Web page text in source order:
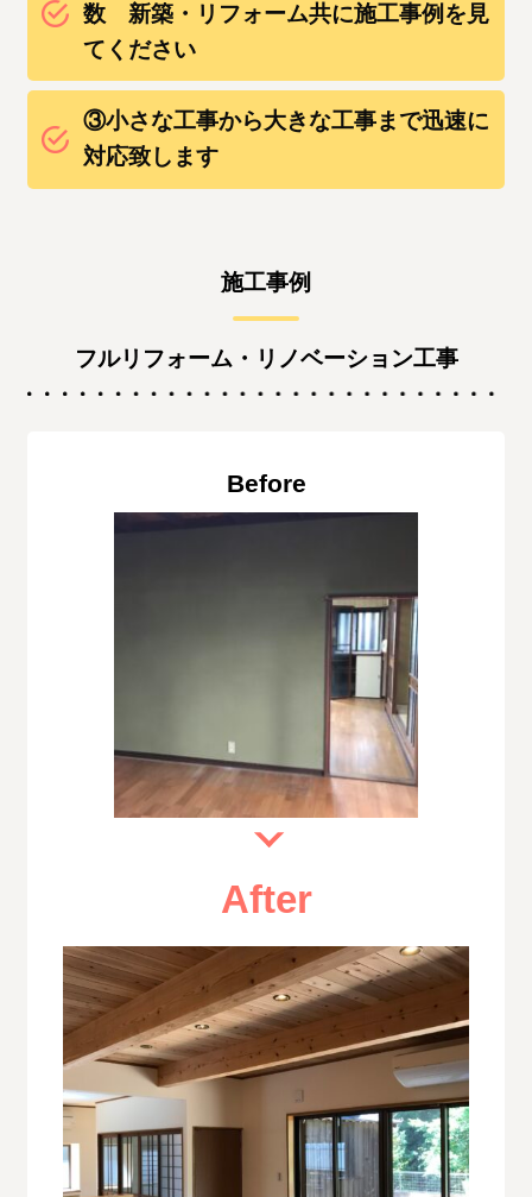
数 新築・リフォーム共に施工事例を見
てください
③小さな工事から大きな工事まで迅速に
対応致します
施工事例
フルリフォーム・リノベーション工事
Before
After